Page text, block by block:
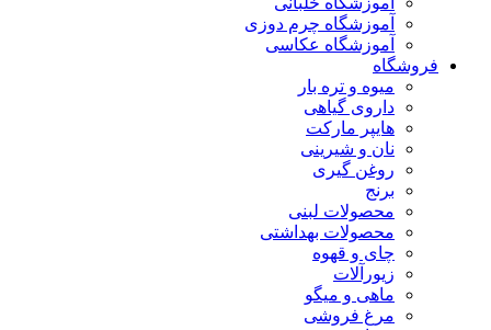
آموزشگاه چرم دوزی
آموزشگاه عکاسی
فروشگاه
میوه و تره بار
داروی گیاهی
هایپر مارکت
نان و شیرینی
روغن گیری
برنج
محصولات لبنی
محصولات بهداشتی
چای و قهوه
زیورآلات
ماهی و میگو
مرغ فروشی